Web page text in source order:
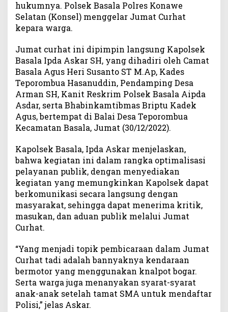
l
s
e
B
a
s
a
l
a
G
e
l
r
u
m
a
t
C
u
a
t
hukumnya. Polsek Basala Polres Konawe
Selatan (Konsel) menggelar Jumat Curhat
kepara warga.
Jumat curhat ini dipimpin langsung Kapolsek
Basala Ipda Askar SH, yang dihadiri oleh Camat
Basala Agus Heri Susanto ST M.Ap, Kades
Teporombua Hasanuddin, Pendamping Desa
Arman SH, Kanit Reskrim Polsek Basala Aipda
Asdar, serta Bhabinkamtibmas Briptu Kadek
Agus, bertempat di Balai Desa Teporombua
Kecamatan Basala, Jumat (30/12/2022).
Kapolsek Basala, Ipda Askar menjelaskan,
bahwa kegiatan ini dalam rangka optimalisasi
pelayanan publik, dengan menyediakan
kegiatan yang memungkinkan Kapolsek dapat
berkomunikasi secara langsung dengan
masyarakat, sehingga dapat menerima kritik,
masukan, dan aduan publik melalui Jumat
Curhat.
“Yang menjadi topik pembicaraan dalam Jumat
Curhat tadi adalah bannyaknya kendaraan
bermotor yang menggunakan knalpot bogar.
Serta warga juga menanyakan syarat-syarat
anak-anak setelah tamat SMA untuk mendaftar
Polisi,” jelas Askar.